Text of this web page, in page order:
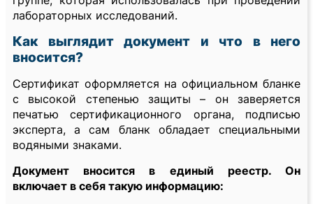
лабораторных исследований.
Как выглядит документ и что в него
вносится?
Сертификат оформляется на официальном бланке
с высокой степенью защиты – он заверяется
печатью сертификационного органа, подписью
эксперта, а сам бланк обладает специальными
водяными знаками.
Документ вносится в единый реестр. Он
включает в себя такую информацию: